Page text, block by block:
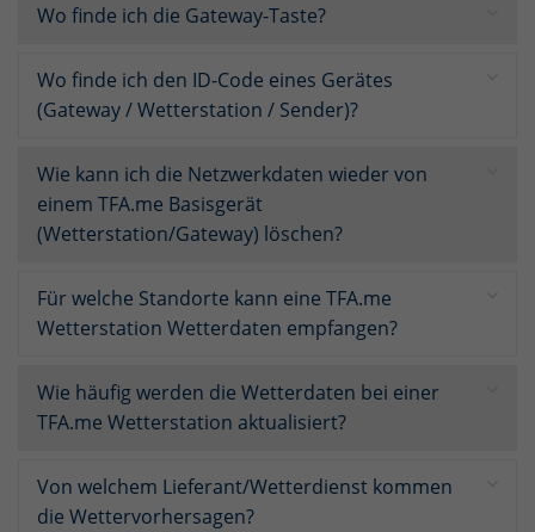
Wo finde ich die Gateway-Taste?
Wo finde ich den ID-Code eines Gerätes
(Gateway / Wetterstation / Sender)?
Wie kann ich die Netzwerkdaten wieder von
einem TFA.me Basisgerät
(Wetterstation/Gateway) löschen?
Für welche Standorte kann eine TFA.me
Wetterstation Wetterdaten empfangen?
Wie häufig werden die Wetterdaten bei einer
TFA.me Wetterstation aktualisiert?
Von welchem Lieferant/Wetterdienst kommen
die Wettervorhersagen?